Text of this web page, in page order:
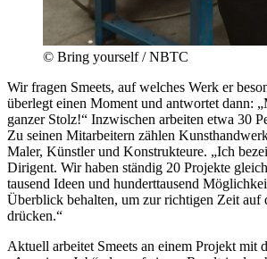
© Bring yourself / NBTC
Wir fragen Smeets, auf welches Werk er
überlegt einen Moment und antwortet dann:
ganzer Stolz!“ Inzwischen arbeiten etwa 30
Zu seinen Mitarbeitern zählen
Maler, Künstler und Konstrukteure. „Ich
Dirigent. Wir haben ständig 20 Projekte
tausend Ideen und hunderttausend
Überblick behalten, um zur richtigen Zeit auf
drücken.“
Aktuell arbeitet Smeets an einem Projekt mit